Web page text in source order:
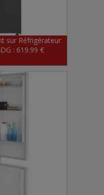
sur Réfrigérateur
: 619.99 €